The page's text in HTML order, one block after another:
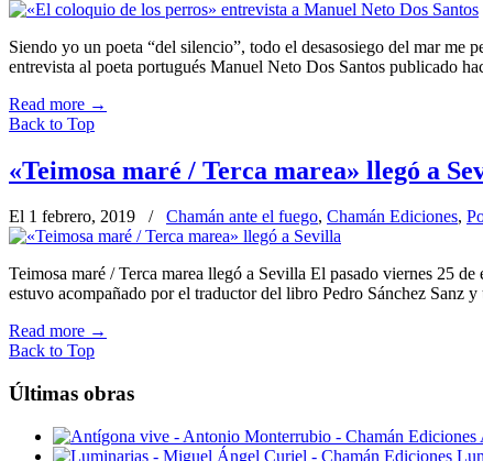
Siendo yo un poeta “del silencio”, todo el desasosiego del mar me
entrevista al poeta portugués Manuel Neto Dos Santos publicado
Read more →
Back to Top
«Teimosa maré / Terca marea» llegó a
El 1 febrero, 2019 / Chamán ante el fuego, Chamán Ediciones,
Teimosa maré / Terca marea llegó a Sevilla El pasado viernes 25
estuvo acompañado por el traductor del libro Pedro Sánchez Sanz y
Read more →
Back to Top
Últimas obras